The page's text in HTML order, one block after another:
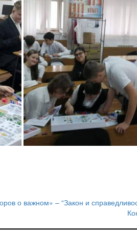
о важном» – “Закон и